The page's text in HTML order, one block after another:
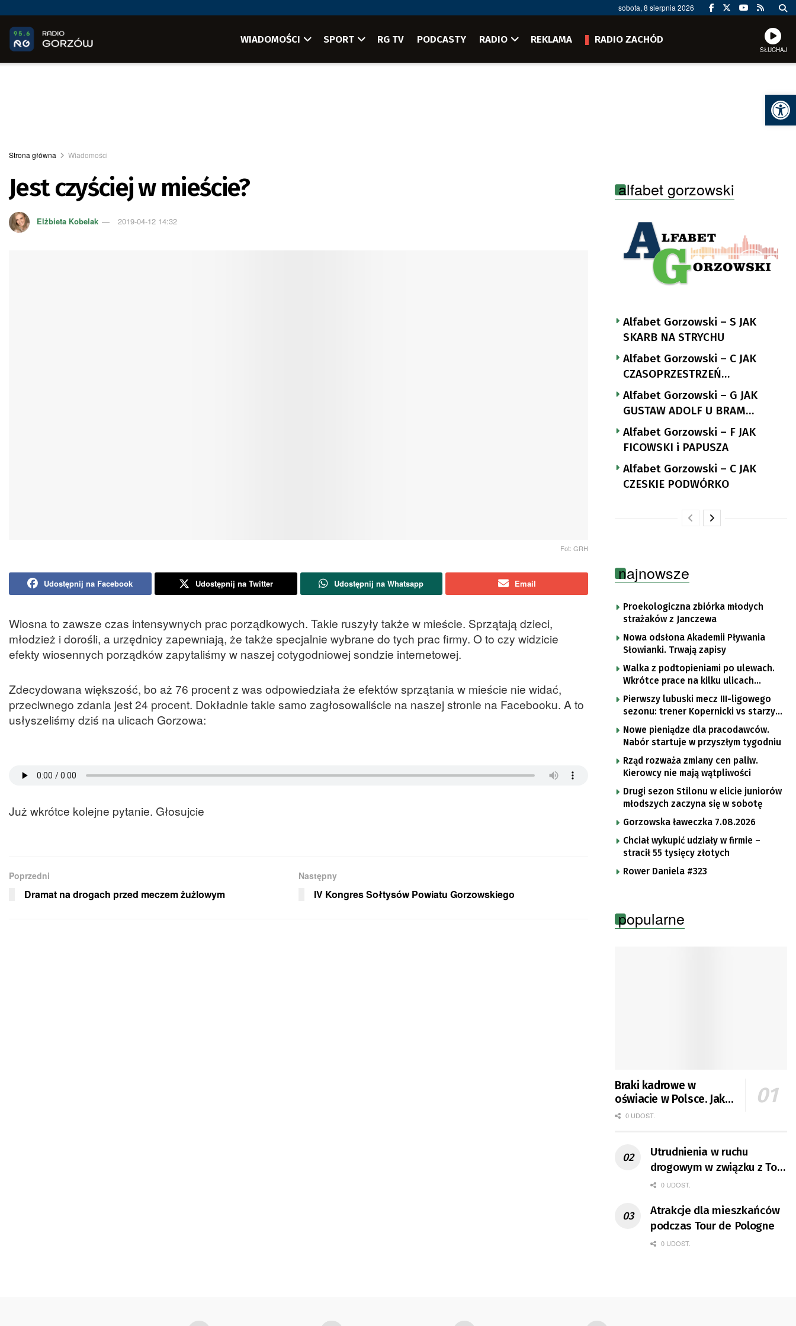
sobota, 8 sierpnia 2026
WIADOMOŚCI SPORT RG TV PODCASTY RADIO REKLAMA RADIO ZACHÓD
SŁUCHAJ
Strona główna Wiadomości
Jest czyściej w mieście?
Elżbieta Kobelak 2019-04-12 14:32
Fot: GRH
Udostępnij na Facebook Udostępnij na Twitter Udostępnij na Whatsapp Email
Wiosna to zawsze czas intensywnych prac porządkowych. Takie ruszyły także w mieście. Sprzątają dzieci,
młodzież i dorośli, a urzędnicy zapewniają, że także specjalnie wybrane do tych prac firmy. O to czy widzicie
efekty wiosennych porządków zapytaliśmy w naszej cotygodniowej sondzie internetowej.
Zdecydowana większość, bo aż 76 procent z was odpowiedziała że efektów sprzątania w mieście nie widać,
przeciwnego zdania jest 24 procent. Dokładnie takie samo zagłosowaliście na naszej stronie na Facebooku. A to
usłyszeliśmy dziś na ulicach Gorzowa:
Już wkrótce kolejne pytanie. Głosujcie
Poprzedni
Dramat na drogach przed meczem żużlowym
Następny
IV Kongres Sołtysów Powiatu Gorzowskiego
alfabet gorzowski
Alfabet Gorzowski – S JAK
SKARB NA STRYCHU
Alfabet Gorzowski – C JAK
CZASOPRZESTRZEŃ
NUTTGENSA
Alfabet Gorzowski – G JAK
GUSTAW ADOLF U BRAM
LANDSBERGA
Alfabet Gorzowski – F JAK
FICOWSKI i PAPUSZA
Alfabet Gorzowski – C JAK
CZESKIE PODWÓRKO
najnowsze
Proekologiczna zbiórka młodych
strażaków z Janczewa
Nowa odsłona Akademii Pływania
Słowianki. Trwają zapisy
Walka z podtopieniami po ulewach.
Wkrótce prace na kilku ulicach
Gorzowa
Pierwszy lubuski mecz III-ligowego
sezonu: trener Kopernicki vs starzy
znajomi
Nowe pieniądze dla pracodawców.
Nabór startuje w przyszłym tygodniu
Rząd rozważa zmiany cen paliw.
Kierowcy nie mają wątpliwości
Drugi sezon Stilonu w elicie juniorów
młodszych zaczyna się w sobotę
Gorzowska ławeczka 7.08.2026
Chciał wykupić udziały w firmie –
stracił 55 tysięcy złotych
Rower Daniela #323
popularne
Braki kadrowe w
oświacie w Polsce. Jak
jest w Gorzowie?
0 UDOST.
Utrudnienia w ruchu
drogowym w związku z Tour
de Pologne
0 UDOST.
Atrakcje dla mieszkańców
podczas Tour de Pologne
0 UDOST.